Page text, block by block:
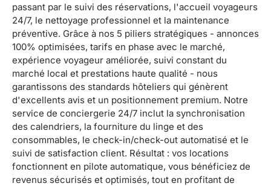
passant par le suivi des réservations, l'accueil voyageurs
24/7, le nettoyage professionnel et la maintenance
préventive. Grâce à nos 5 piliers stratégiques - annonces
100% optimisées, tarifs en phase avec le marché,
expérience voyageur améliorée, suivi constant du
marché local et prestations haute qualité - nous
garantissons des standards hôteliers qui génèrent
d'excellents avis et un positionnement premium. Notre
service de conciergerie 24/7 inclut la synchronisation
des calendriers, la fourniture du linge et des
consommables, le check-in/check-out automatisé et le
suivi de satisfaction client. Résultat : vos locations
fonctionnent en pilote automatique, vous bénéficiez de
revenus sécurisés et optimisés, tout en profitant de